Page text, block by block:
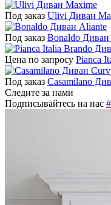
Под заказ Ulivi Диван
Под заказ Bonaldo
Цена по запросу Pianca
Под заказ Casamilano
Следите за нами
Подписывайтесь на нас